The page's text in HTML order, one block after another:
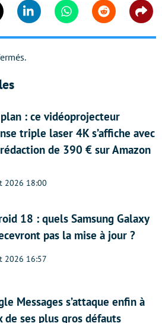
Linkedin WhatsappReddit
: ce vidéoprojecteur
triple laser 4K s’affiche avec
de 390 € sur Amazon
2026 18:00
18 : quels Samsung Galaxy
pas la mise à jour ?
2026 16:57
Messages s’attaque enfin à
de ses plus gros défauts